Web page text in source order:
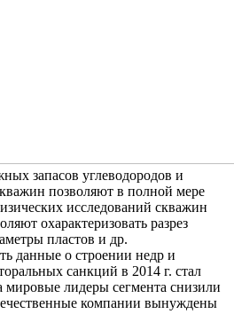
запасов углеводородов и
позволяют в полной мере
исследований скважин
охарактеризовать разрез
пластов и др.
данные о строении недр и
санкций в 2014 г. стал
мировые лидеры сегмента снизили
компании вынуждены